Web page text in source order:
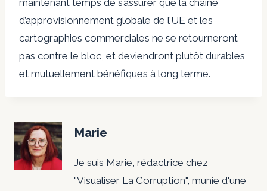
maintenant temps de s’assurer que la chaîne
d’approvisionnement globale de l’UE et les
cartographies commerciales ne se retourneront
pas contre le bloc, et deviendront plutôt durables
et mutuellement bénéfiques à long terme.
Marie
Je suis Marie, rédactrice chez
"Visualiser La Corruption", munie d'une